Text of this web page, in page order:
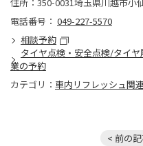
電話番号： 049-227-5570
相談予約
タイヤ点検・安全点検/タイ
業の予約
カテゴリ： 車内リフレッシュ関連
< 前の